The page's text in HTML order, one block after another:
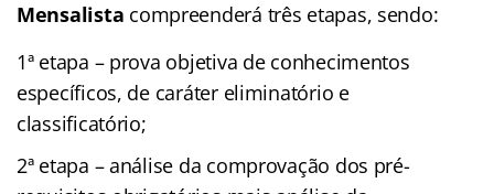
Mensalista compreenderá três etapas, sendo:
1ª etapa – prova objetiva de conhecimentos
específicos, de caráter eliminatório e
classificatório;
2ª etapa – análise da comprovação dos pré-